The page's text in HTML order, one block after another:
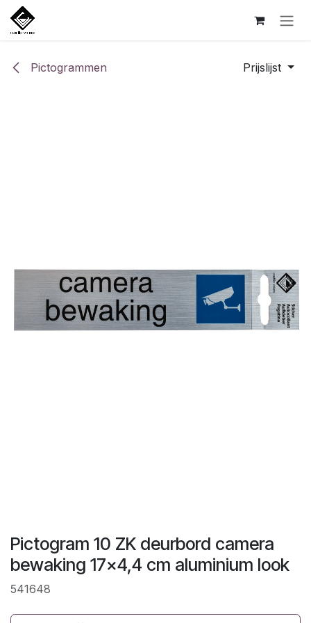
Overslaan naar inhoud
Pictogrammen Prijslijst
Pictogram 10 ZK deurbord camera
bewaking 17x4,4 cm aluminium look
541648